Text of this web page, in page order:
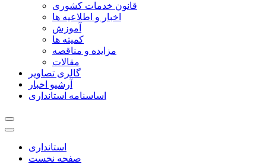
قانون خدمات کشوری
اخبار و اطلاعیه ها
آموزش
کمیته ها
مزایده و مناقصه
مقالات
گالری تصاویر
آرشیو اخبار
اساسنامه استانداری
استانداری
صفحه نخست